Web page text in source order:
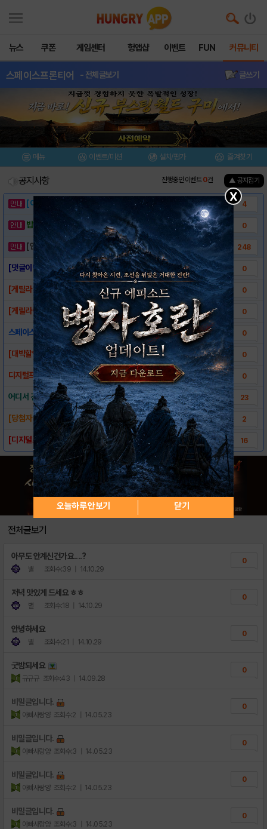
뉴스 쿠폰 게임센터 헝앱샵 이벤트 FUN 커뮤니티
스페이스프론티어 - 전체글보기 글쓰기
메뉴 이벤트/미션 설치/평가 즐겨찾기
공지사항 진행중인 이벤트0건 ▲ 공지접기
[이벤트] 웃음으로 매일매일 해피! 유머 게시.. 4
밥알이의 헝앱통신 ⑲ “밥알이, 드디어 멀티를.. 0
[안내] 헝그리앱 필수 상식! 밥알 획득 안내.. 248
[댓글이벤트] 개발자맘에 쏙드는 댓글달고 문상.. 0
[게릴라 이벤트 4탄] 행성 '돌앤스타'에.. 0
[게릴라이벤트3탄]행성 이뉴잇에서 랭킹 10위.. 0
스페이스프론티어 크리스마스기념 무료배포~♡ 0
[대박할인행사!!] 스페이스프론티어 $3.99.. 0
디지털프로그, 우주에서 벌어지는 흥미진진한 도.. 0
어디서 건설은 안하고 연애를!! 스페이스 프론.. 23
[당첨자 발표] 런칭이벤트 당첨자 발표! 2
[디지털프로그] 캐쥬얼 건설타이쿤 '스페이스.. 16
전체글보기
아무도 안계신건가요....?
별 조회수:39 | 14.10.29
0
저녁 맛있게 드세요 ㅎㅎ
별 조회수:18 | 14.10.29
0
안녕하세요
별 조회수:21 | 14.10.29
0
굿밤되세요
규규규 조회수:43 | 14.09.28
0
비밀글입니다.
아빠사랑양 조회수:2 | 14.05.23
0
비밀글입니다.
아빠사랑양 조회수:3 | 14.05.23
0
비밀글입니다.
아빠사랑양 조회수:2 | 14.05.23
0
비밀글입니다.
아빠사랑양 조회수:3 | 14.05.23
0
X
오늘하루 안보기 닫기